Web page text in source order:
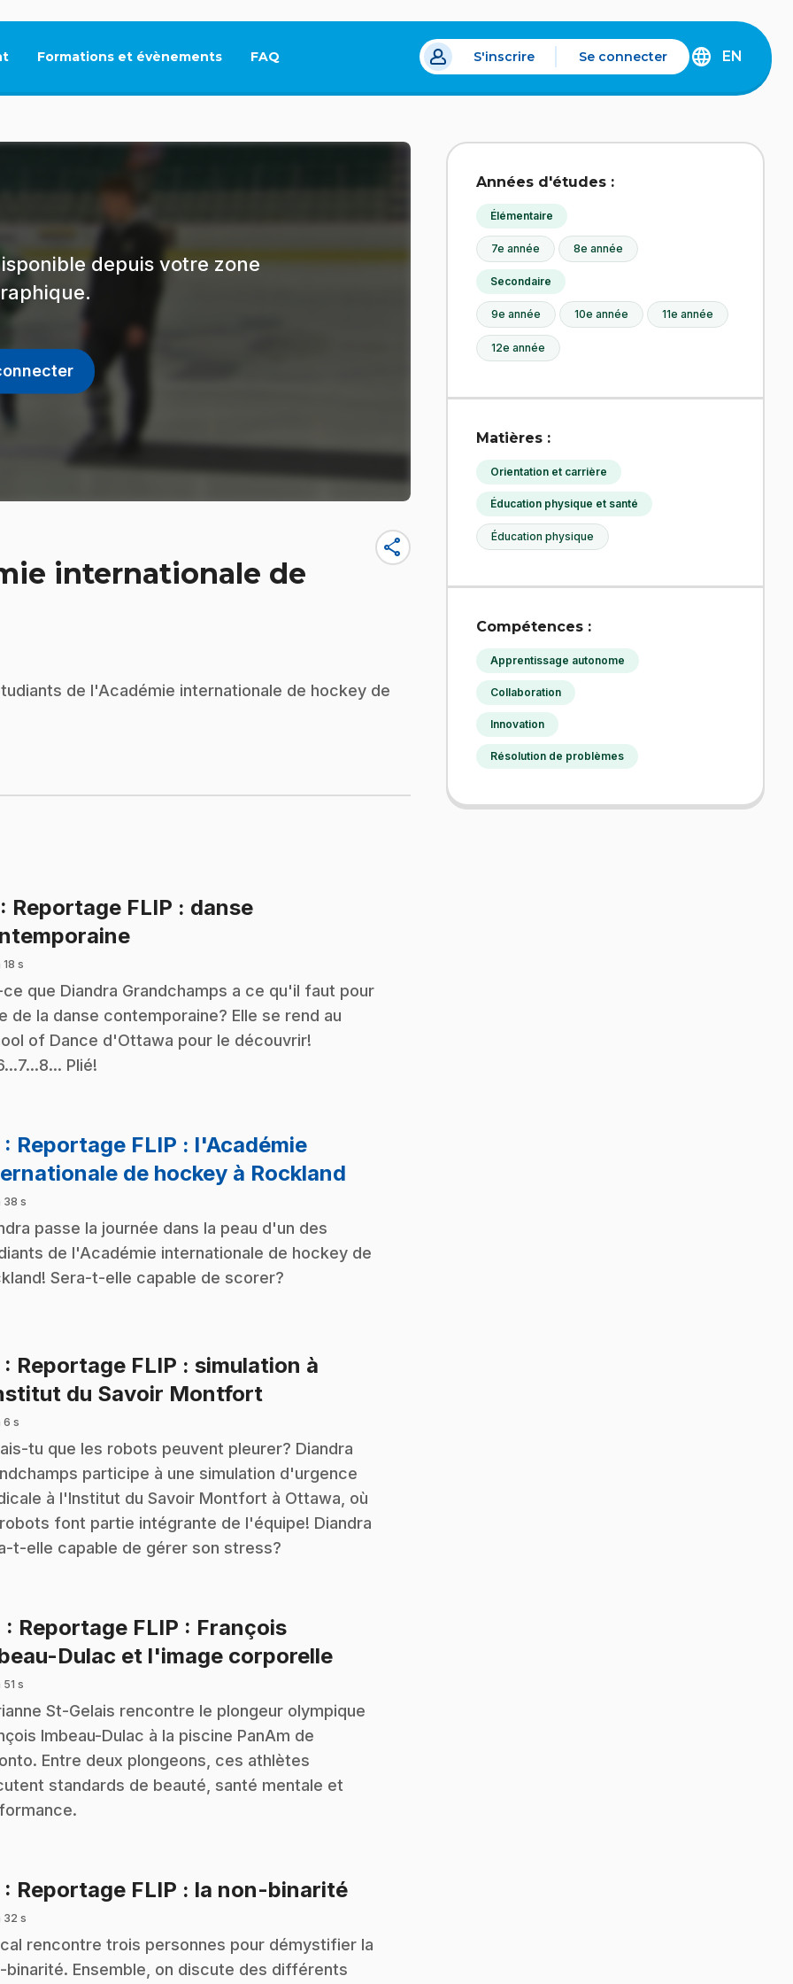
Formations et évènements FAQ
Ce lien s'ouvrira dans un nouvel onglet.
S'inscrire Se connecter
DISCOVER
EN
depuis votre zone
internationale de
share
de l'Académie internationale de hockey de
: Reportage FLIP : danse
.
18 s
ce que Diandra Grandchamps a ce qu'il faut pour
de la danse contemporaine? Elle se rend au
of Dance d'Ottawa pour le découvrir!
Plié!
: Reportage FLIP : l'Académie
de hockey à Rockland
38 s
passe la journée dans la peau d'un des
de l'Académie internationale de hockey de
Sera-t-elle capable de scorer?
: Reportage FLIP : simulation à
du Savoir Montfort.
6 s
tu que les robots peuvent pleurer? Diandra
participe à une simulation d'urgence
à l'Institut du Savoir Montfort à Ottawa, où
font partie intégrante de l'équipe! Diandra
t-elle capable de gérer son stress?
: Reportage FLIP : François
Dulac et l'image corporelle.
51 s
St-Gelais rencontre le plongeur olympique
Imbeau-Dulac à la piscine PanAm de
Entre deux plongeons, ces athlètes
standards de beauté, santé mentale et
: Reportage FLIP : la non-binarité.
32 s
rencontre trois personnes pour démystifier la
binarité. Ensemble, on discute des différents
Années d'études :
Élémentaire
7e année 8e année
Secondaire
9e année 10e année 11e année
12e année
Matières :
Orientation et carrière
Éducation physique et santé
Éducation physique
Compétences :
Apprentissage autonome
Collaboration
Innovation
Résolution de problèmes